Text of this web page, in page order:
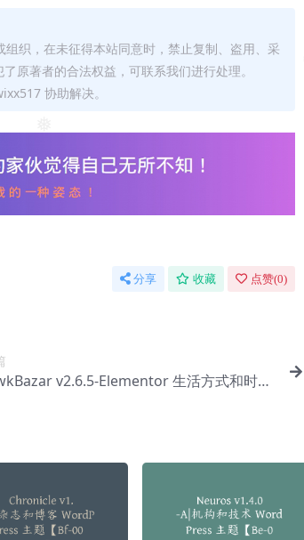
❅
织，在未征得本站同意时，禁止复制、盗用、采
原著者的合法权益，可联系我们进行处理。
协助解决。
分享 收藏 点赞(0)
v2.6.5-Elementor 生活方式和时尚